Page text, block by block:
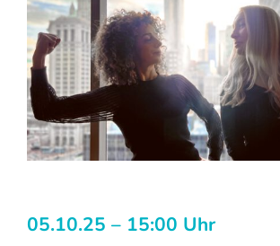
05.10.25 – 15:00 Uhr